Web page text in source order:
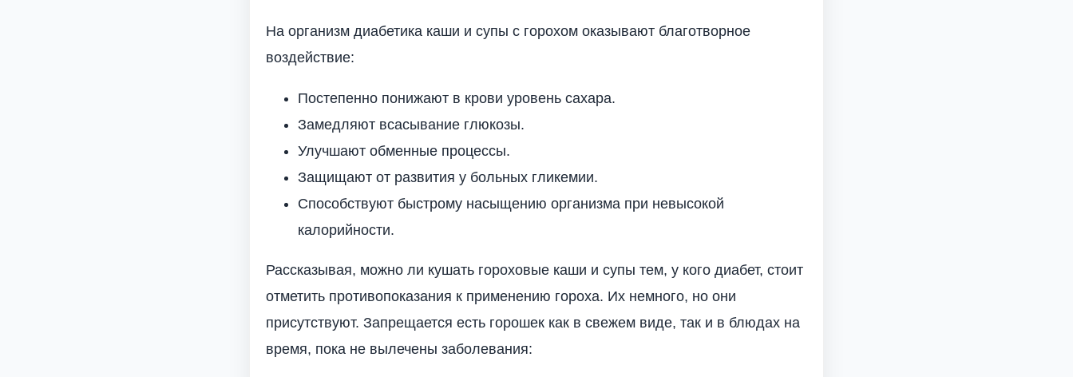
На организм диабетика каши и супы с горохом оказывают благотворное
воздействие:
Постепенно понижают в крови уровень сахара.
Замедляют всасывание глюкозы.
Улучшают обменные процессы.
Защищают от развития у больных гликемии.
Способствуют быстрому насыщению организма при невысокой
калорийности.
Рассказывая, можно ли кушать гороховые каши и супы тем, у кого диабет, стоит
отметить противопоказания к применению гороха. Их немного, но они
присутствуют. Запрещается есть горошек как в свежем виде, так и в блюдах на
время, пока не вылечены заболевания: